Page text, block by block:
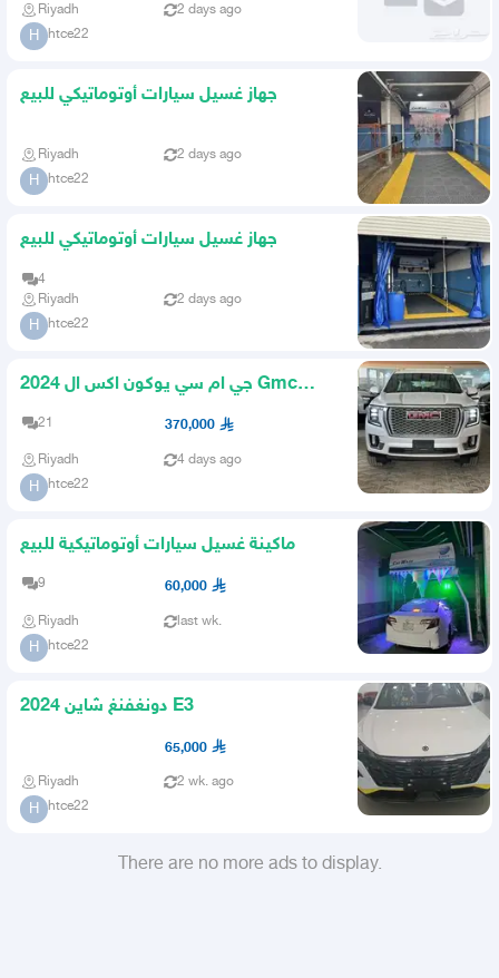
Riyadh 2 days ago
H htce22
جهاز غسيل سيارات أوتوماتيكي للبيع
Riyadh 2 days ago
H htce22
جهاز غسيل سيارات أوتوماتيكي للبيع
4
Riyadh
2 days ago
H htce22
جي ام سي يوكون اكس ال 2024 Gmc
21 370,000
Riyadh 4 days ago
H htce22
ماكينة غسيل سيارات أوتوماتيكية للبيع
9 60,000
Riyadh last wk.
H htce22
2024 دونغفنغ شاين E3
65,000
Riyadh 2 wk. ago
H htce22
There are no more ads to display.